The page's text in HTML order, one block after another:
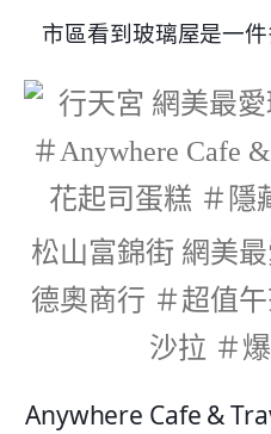
市區看到玻璃屋是一
松山富錦街 網美
德奧商行 ＃超值
沙拉 ＃
Anywhere Cafe &